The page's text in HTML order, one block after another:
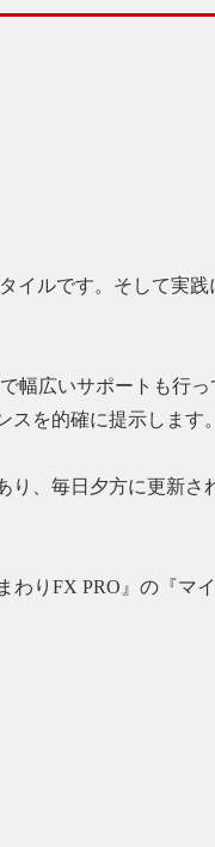
イルです。そして実
幅広いサポートも行っ
を的確に提示します。
、毎日夕方に更新
りFX PRO』の『マ